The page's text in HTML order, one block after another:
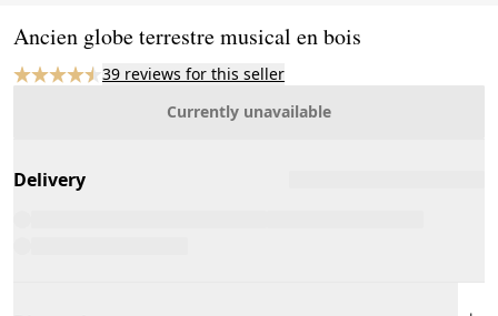
Ancien globe terrestre musical en bois
39 reviews for this seller
Currently unavailable
Delivery